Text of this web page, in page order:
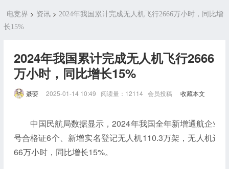
电竞界 > 资讯> 2024年我国累计完成无人机飞行2666万小时，同比增
长15%
2024年我国累计完成无人机飞行2666
万小时，同比增长15%
聂荌 2025-01-14 10:49 阅读量：12114 会员投稿 收藏本文
中国民航局数据显示，2024年我国全年新增通航企业
号合格证6个、新增实名登记无人机110.3万架，无人机运
66万小时，同比增长15%。